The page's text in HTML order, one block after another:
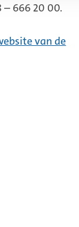
– 666 20 00.
van de